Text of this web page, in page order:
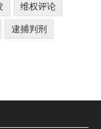
维权评论
逮捕判刑